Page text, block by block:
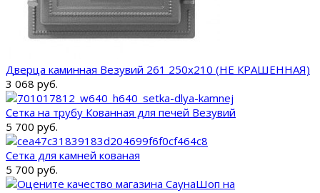
Дверца каминная Везувий 261 250х210 (НЕ КРАШЕННАЯ)
3 068 руб.
Сетка на трубу Кованная для печей Везувий
5 700 руб.
Сетка для камней кованая
5 700 руб.